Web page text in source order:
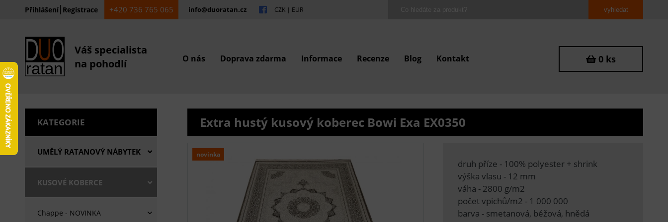
Přihlášení Registrace +420 736 765 065 info@duoratan.cz CZK | EUR
Váš specialista
na pohodlí
O nás Doprava zdarma Informace Recenze Blog Kontakt 0 ks
KATEGORIE
UMĚLÝ RATANOVÝ NÁBYTEK
KUSOVÉ KOBERCE
Chappe - NOVINKA
Extra hustý kusový koberec Bowi Exa EX0350
novinka
druh příze - 100% polyester + shrink
výška vlasu - 12 mm
váha - 2800 g/m2
počet vpichů/m2 - 1 000 000
barva - smetanová, béžová, hnědá